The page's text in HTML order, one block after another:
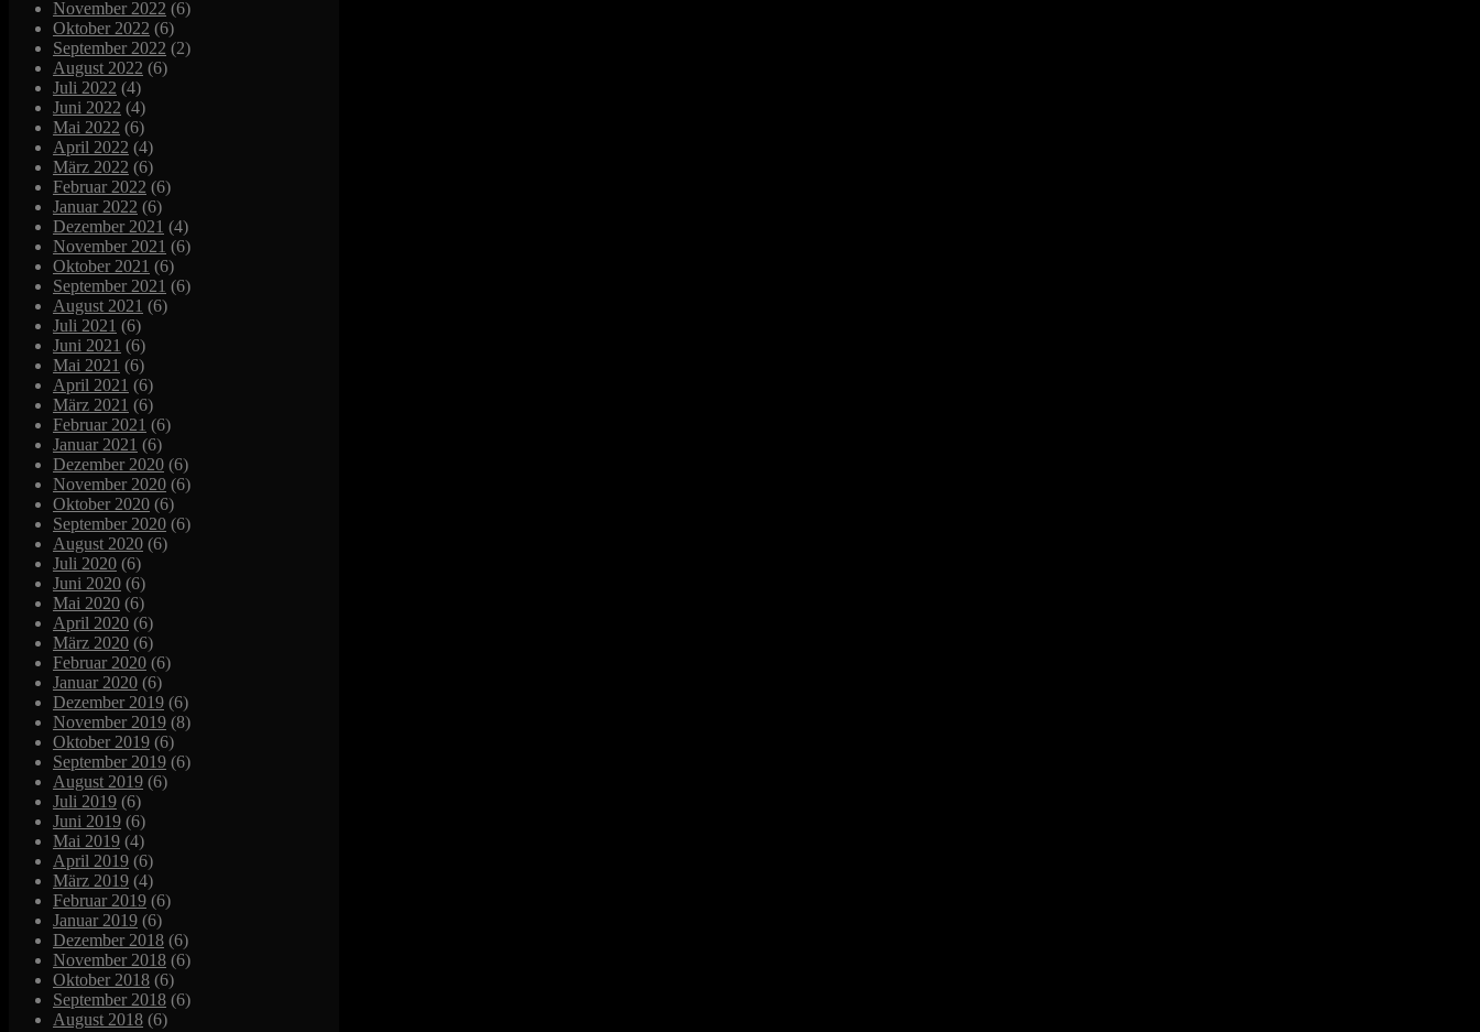
November 2022 (6)
Oktober 2022 (6)
September 2022 (2)
August 2022 (6)
Juli 2022 (4)
Juni 2022 (4)
Mai 2022 (6)
April 2022 (4)
März 2022 (6)
Februar 2022 (6)
Januar 2022 (6)
Dezember 2021 (4)
November 2021 (6)
Oktober 2021 (6)
September 2021 (6)
August 2021 (6)
Juli 2021 (6)
Juni 2021 (6)
Mai 2021 (6)
April 2021 (6)
März 2021 (6)
Februar 2021 (6)
Januar 2021 (6)
Dezember 2020 (6)
November 2020 (6)
Oktober 2020 (6)
September 2020 (6)
August 2020 (6)
Juli 2020 (6)
Juni 2020 (6)
Mai 2020 (6)
April 2020 (6)
März 2020 (6)
Februar 2020 (6)
Januar 2020 (6)
Dezember 2019 (6)
November 2019 (8)
Oktober 2019 (6)
September 2019 (6)
August 2019 (6)
Juli 2019 (6)
Juni 2019 (6)
Mai 2019 (4)
April 2019 (6)
März 2019 (4)
Februar 2019 (6)
Januar 2019 (6)
Dezember 2018 (6)
November 2018 (6)
Oktober 2018 (6)
September 2018 (6)
August 2018 (6)